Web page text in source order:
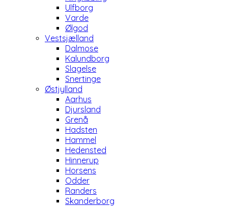
Ulfborg
Varde
Ølgod
Vestsjælland
Dalmose
Kalundborg
Slagelse
Snertinge
Østjylland
Aarhus
Djursland
Grenå
Hadsten
Hammel
Hedensted
Hinnerup
Horsens
Odder
Randers
Skanderborg